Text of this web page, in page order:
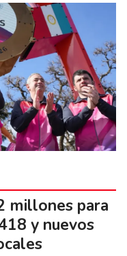
millones para
y nuevos